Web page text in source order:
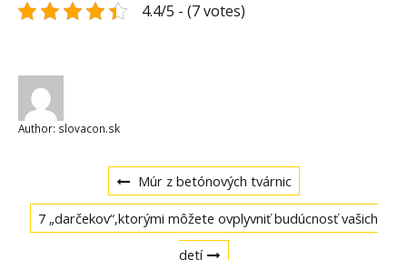
4.4/5 - (7 votes)
Author: slovacon.sk
Navigace
pro
Previous
post:
Múr z betónových tvárnic
Next
7 „darčekov“,ktorými môžete ovplyvniť budúcnosť vašich
detí